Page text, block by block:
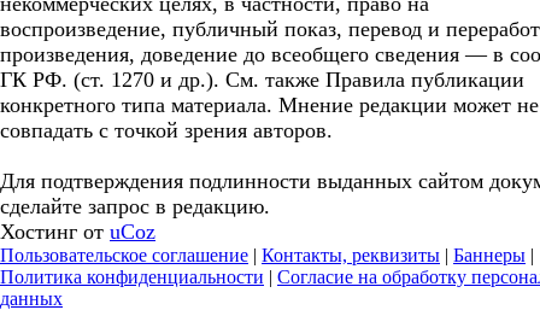
воспроизведение, публичный показ, перевод и
произведения, доведение до всеобщего сведения — в
ГК РФ. (ст. 1270 и др.). См. также Правила публикации
конкретного типа материала. Мнение редакции может не
совпадать с точкой зрения авторов.
Для подтверждения подлинности выданных сайтом
сделайте запрос в редакцию.
Хостинг от uCoz
Пользовательское соглашение | Контакты, реквизиты | Баннеры |
Политика конфиденциальности | Согласие на обработку
данных